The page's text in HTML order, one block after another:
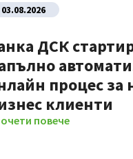
03.08.2026
ДСК
процес за
клиенти
повече